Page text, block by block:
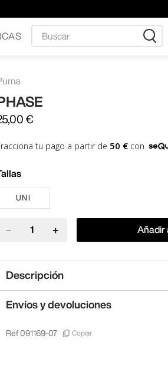
,00 €
tu pago a partir de 50 €con
UNI
＋
－ Añadir
Descripción
Envíos y devoluciones
Ref 091169-07 Copiar